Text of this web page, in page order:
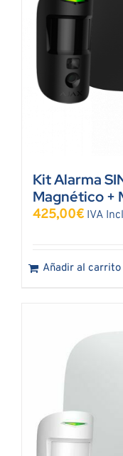
Kit Alarma
Magnético +
425,00€ IVA
Añadir al carrito